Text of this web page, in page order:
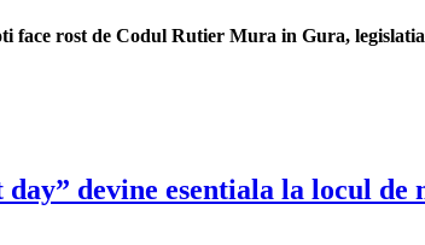
face rost de Codul Rutier Mura in Gura,
devine esentiala la locul de